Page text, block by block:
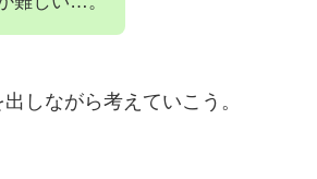
しながら考えていこう。